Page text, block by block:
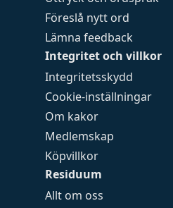
Föreslå nytt ord
Lämna feedback
Integritet och villkor
Integritetsskydd
Cookie-inställningar
Om kakor
Medlemskap
Köpvillkor
Residuum
Allt om oss